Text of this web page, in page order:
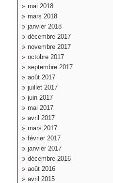
mai 2018
mars 2018
janvier 2018
décembre 2017
novembre 2017
octobre 2017
septembre 2017
août 2017
juillet 2017
juin 2017
mai 2017
avril 2017
mars 2017
février 2017
janvier 2017
décembre 2016
août 2016
avril 2015